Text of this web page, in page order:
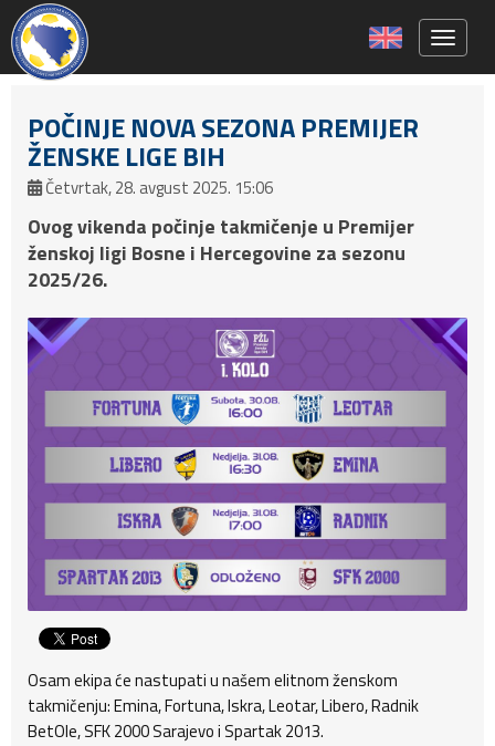
POČINJE NOVA SEZONA PREMIJER
ŽENSKE LIGE BIH
Četvrtak, 28. avgust 2025. 15:06
Ovog vikenda počinje takmičenje u Premijer
ženskoj ligi Bosne i Hercegovine za sezonu
2025/26.
Osam ekipa će nastupati u našem elitnom ženskom
takmičenju: Emina, Fortuna, Iskra, Leotar, Libero, Radnik
BetOle, SFK 2000 Sarajevo i Spartak 2013.